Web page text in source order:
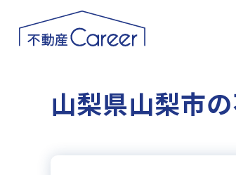
山梨県山梨市